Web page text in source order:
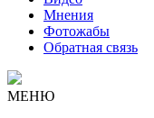
Мнения
Фотожабы
Обратная связь
МЕНЮ